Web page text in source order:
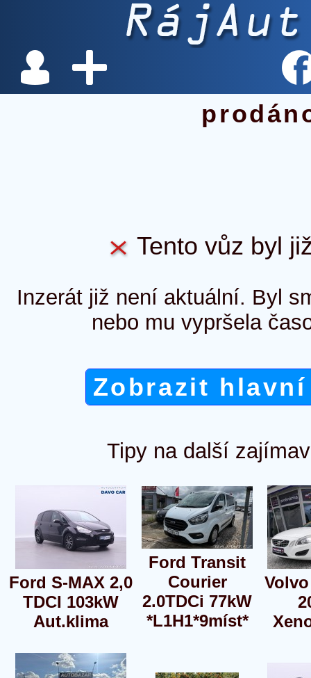
Tento vůz byl
Inzerát již není aktuální. Byl
nebo mu vypršela
Zobrazit
Tipy na další
Ford S-MAX 2,0
TDCI 103kW
Aut.klima
Ford Transit
Courier
2.0TDCi 77kW
*L1H1*9míst*